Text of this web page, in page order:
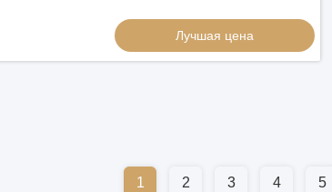
Лучшая цена
1 2 3 4 5